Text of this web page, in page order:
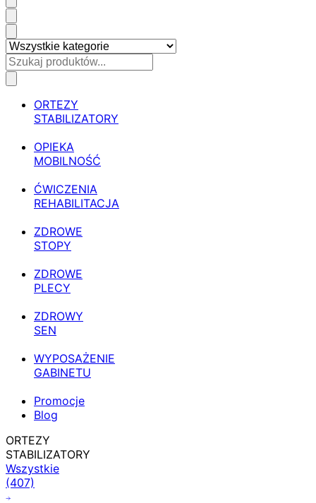
ORTEZY
STABILIZATORY
OPIEKA
MOBILNOŚĆ
ĆWICZENIA
REHABILITACJA
ZDROWE
STOPY
ZDROWE
PLECY
ZDROWY
SEN
WYPOSAŻENIE
GABINETU
Promocje
Blog
ORTEZY
STABILIZATORY
Wszystkie
(407)